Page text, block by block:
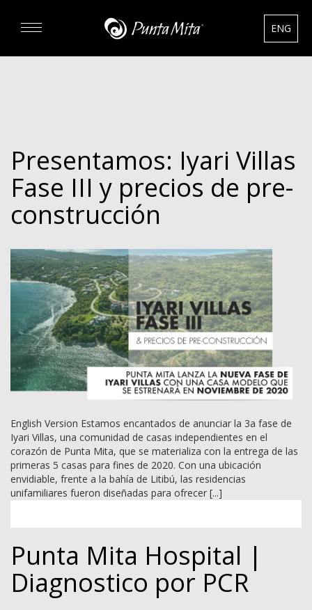
RENTAS
BIENES RAÍCES
ENG
Presentamos: Iyari Villas
Fase III y precios de pre-
construcción
English Version Estamos encantados de anunciar la 3a fase de
Iyari Villas, una comunidad de casas independientes en el
corazón de Punta Mita, que se materializa con la entrega de las
primeras 5 casas para fines de 2020. Con una ubicación
envidiable, frente a la bahía de Litibú, las residencias
unifamiliares fueron diseñadas para ofrecer [...]
Punta Mita Hospital |
Diagnostico por PCR